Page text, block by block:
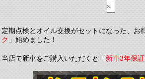
»
定期点検とオイル交換がセットになった、お
ク」始めました！
当店で新車をご購入いただくと「新車3年保証